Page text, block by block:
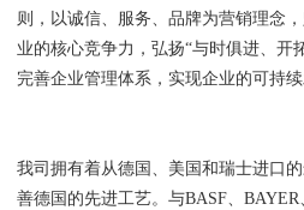
则，以诚信、服务、品牌为营销理念
业的核心竞争力，弘扬“与时俱进、开
完善企业管理体系，实现企业的可持续
我司拥有着从德国、美国和瑞士进口
善德国的先进工艺。与BASF、BAYER